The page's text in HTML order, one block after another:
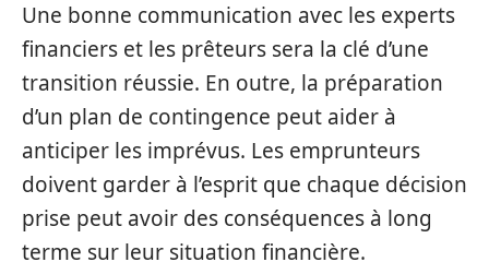
Une bonne communication avec les experts
financiers et les prêteurs sera la clé d’une
transition réussie. En outre, la préparation
d’un plan de contingence peut aider à
anticiper les imprévus. Les emprunteurs
doivent garder à l’esprit que chaque décision
prise peut avoir des conséquences à long
terme sur leur situation financière.